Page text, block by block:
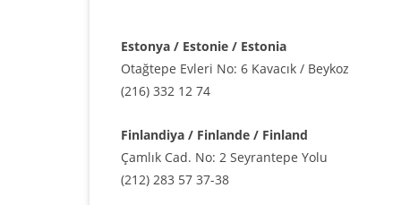
Estonya / Estonie / Estonia
Otağtepe Evleri No: 6 Kavacık / Beykoz
(216) 332 12 74
Finlandiya / Finlande / Finland
Çamlık Cad. No: 2 Seyrantepe Yolu
(212) 283 57 37-38